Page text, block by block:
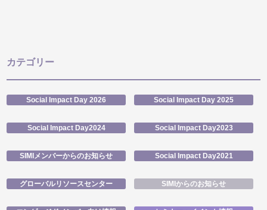
カテゴリー
Social Impact Day 2026 Social Impact Day 2025
Social Impact Day2024 Social Impact Day2023
SIMIメンバーからのお知らせ Social Impact Day2021
グローバルリソースセンター SIMIからのお知らせ